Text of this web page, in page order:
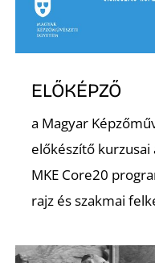
ELŐKÉPZŐ
a Magyar
előkészítő
MKE Core20
rajz és szakmai